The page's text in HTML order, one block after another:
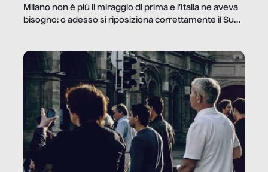
Milano non è più il miraggio di prima e l’Italia ne aveva
bisogno: o adesso si riposiziona correttamente il Sud